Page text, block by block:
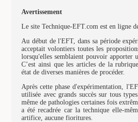
Avertissement
Le site Technique-EFT.com est en ligne
Au début de l'EFT, dans sa période
acceptait volontiers toutes les
lorsqu'elles semblaient pouvoir apporter
C’est ainsi que les articles de la
état de diverses manières de procéder.
Après cette phase d'expérimentation,
utilisée avec grands succès sur tous
même de pathologies certaines fois
a été recadrée car la technique elle-
artifice, aucune fioritures.